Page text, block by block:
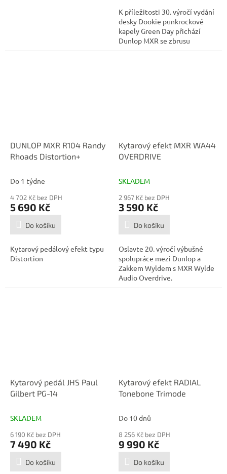
K příležitosti 30. výročí vydání
desky Dookie punkrockové
kapely Green Day přichází
Dunlop MXR se zbrusu
novým...
DUNLOP MXR R104 Randy
Rhoads Distortion+
Do 1 týdne
4 702 Kč bez DPH
5 690 Kč
Do košíku
Kytarový pedálový efekt typu
Distortion
Kytarový efekt MXR WA44
OVERDRIVE
SKLADEM
2 967 Kč bez DPH
3 590 Kč
Do košíku
Oslavte 20. výročí výbušné
spolupráce mezi Dunlop a
Zakkem Wyldem s MXR Wylde
Audio Overdrive.
Kytarový pedál JHS Paul
Gilbert PG-14
SKLADEM
6 190 Kč bez DPH
7 490 Kč
Do košíku
Kytarový efekt RADIAL
Tonebone Trimode
Do 10 dnů
8 256 Kč bez DPH
9 990 Kč
Do košíku